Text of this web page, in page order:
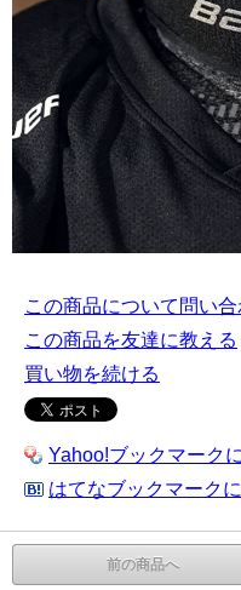
この商品について問い合
この商品を友達に教える
買い物を続ける
Yahoo!ブックマーク
はてなブックマーク
前の商品へ